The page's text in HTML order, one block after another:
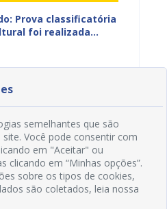
Prova classificatória
foi realizada
(04)
semelhantes que são
Você pode consentir com
em "Aceitar" ou
clicando em “Minhas opções”.
sobre os tipos de cookies,
são coletados, leia nossa